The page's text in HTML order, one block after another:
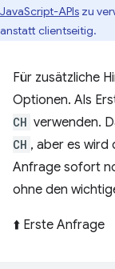
JavaScript-APIs zu
anstatt clientseitig.
Für zusätzliche
Optionen. Als
CH verwenden.
CH , aber es wird
Anfrage sofort
ohne den
⬆️ Erste Anfrage